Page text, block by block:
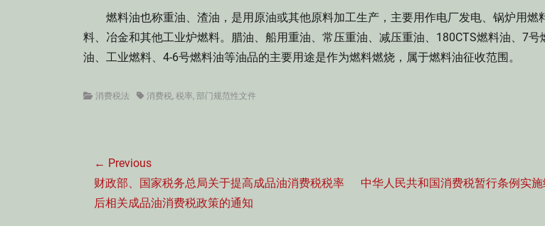
燃料油也称重油、渣油，是用原油或其他原料加工生产，主要用作电厂发电、锅炉用燃
料、冶金和其他工业炉燃料。腊油、船用重油、常压重油、减压重油、180CTS燃料油、7号
油、工业燃料、4-6号燃料油等油品的主要用途是作为燃料燃烧，属于燃料油征收范围。
Categories
消费税法 Tags消费税, 税率, 部门规范性文件
章
导
航
← Previous
Previous
post:
财政部、国家税务总局关于提高成品油消费税税率
后相关成品油消费税政策的通知
Next
中华人民共和国消费税暂行条例实